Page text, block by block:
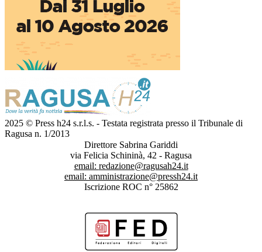
2025 © Press h24 s.r.l.s. - Testata registrata presso il Tribunale di
Ragusa n. 1/2013
Direttore Sabrina Gariddi
via Felicia Schininà, 42 - Ragusa
email: redazione@ragusah24.it
email: amministrazione@pressh24.it
Iscrizione ROC n° 25862